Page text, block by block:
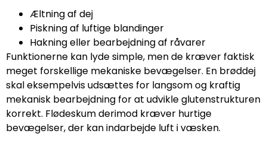
Æltning af dej
Piskning af luftige blandinger
Hakning eller bearbejdning af råvarer
Funktionerne kan lyde simple, men de kræver faktisk
meget forskellige mekaniske bevægelser. En brøddej
skal eksempelvis udsættes for langsom og kraftig
mekanisk bearbejdning for at udvikle glutenstrukturen
korrekt. Flødeskum derimod kræver hurtige
bevægelser, der kan indarbejde luft i væsken.